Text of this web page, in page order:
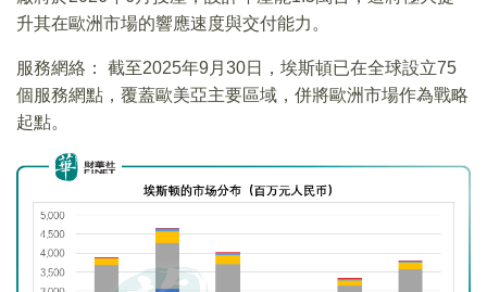
升其在歐洲市場的響應速度與交付能力。
服務網絡： 截至2025年9月30日，埃斯頓已在全球設立75
個服務網點，覆蓋歐美亞主要區域，併將歐洲市場作為戰略
起點。